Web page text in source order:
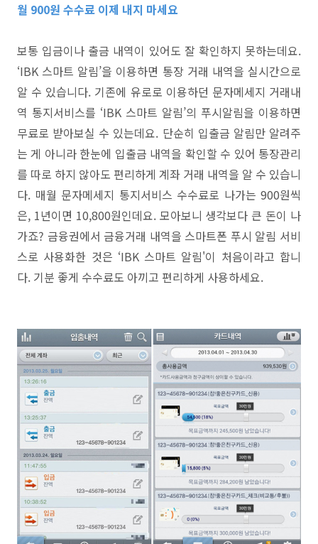
월 900원 수수료 이제 내지 마세요
보통 입금이나 출금 내역이 있어도 잘 확인하지 못하는데요.
‘IBK 스마트 알림’을 이용하면 통장 거래 내역을 실시간으로
알 수 있습니다. 기존에 유로로 이용하던 문자메세지 거래내
역 통지서비스를 ‘IBK 스마트 알림’의 푸시알림을 이용하면
무료로 받아보실 수 있는데요. 단순히 입출금 알림만 알려주
는 게 아니라 한눈에 입출금 내역을 확인할 수 있어 통장관리
를 따로 하지 않아도 편리하게 계좌 거래 내역을 알 수 있습니
다. 매월 문자메세지 통지서비스 수수료로 나가는 900원씩
은, 1년이면 10,800원인데요. 모아보니 생각보다 큰 돈이 나
가죠? 금융권에서 금융거래 내역을 스마트폰 푸시 알림 서비
스로 사용화한 것은 ‘IBK 스마트 알림'이 처음이라고 합니
다. 기분 좋게 수수료도 아끼고 편리하게 사용하세요.